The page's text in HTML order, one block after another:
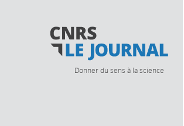
Donner du sens à la science